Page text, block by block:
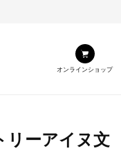
オンラインショップ
リーアイヌ文